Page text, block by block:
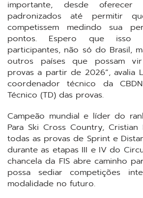
importante, desde oferecer
padronizados até permitir
competissem medindo sua
pontos. Espero que isso
participantes, não só do Brasil,
outros países que possam
provas a partir de 2026”, avalia
coordenador técnico da
Técnico (TD) das provas.
Campeão mundial e líder do
Para Ski Cross Country, Cristian
todas as provas de Sprint e
durante as etapas III e IV do
chancela da FIS abre caminho
possa sediar competições
modalidade no futuro.